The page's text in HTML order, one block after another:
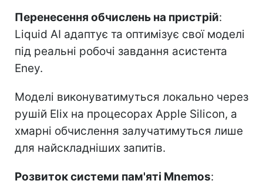
Перенесення обчислень на пристрій:
Liquid AI адаптує та оптимізує свої моделі
під реальні робочі завдання асистента
Eney.
Моделі виконуватимуться локально через
рушій Elix на процесорах Apple Silicon, а
хмарні обчислення залучатимуться лише
для найскладніших запитів.
Розвиток системи пам'яті Mnemos: